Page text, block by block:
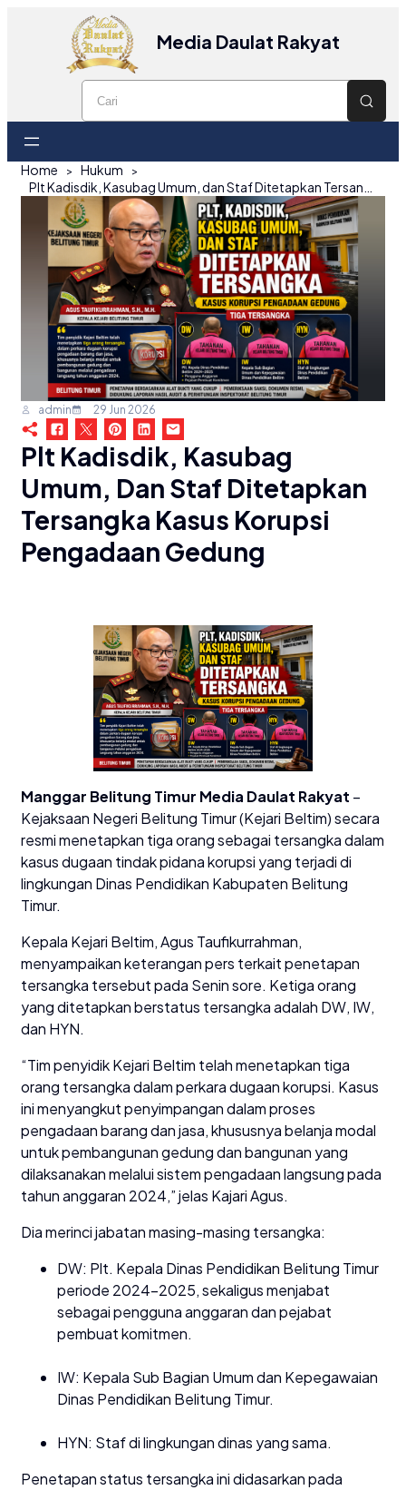
Media Daulat Rakyat
Home
Hukum
admin 29 Jun 2026
Plt Kadisdik, Kasubag
Umum, Dan Staf Ditetapkan
Tersangka Kasus Korupsi
Pengadaan Gedung
Manggar Belitung Timur Media Daulat Rakyat –
Kejaksaan Negeri Belitung Timur (Kejari Beltim) secara
resmi menetapkan tiga orang sebagai tersangka dalam
kasus dugaan tindak pidana korupsi yang terjadi di
lingkungan Dinas Pendidikan Kabupaten Belitung
Timur.
Kepala Kejari Beltim, Agus Taufikurrahman,
menyampaikan keterangan pers terkait penetapan
tersangka tersebut pada Senin sore. Ketiga orang
yang ditetapkan berstatus tersangka adalah DW, IW,
dan HYN.
“Tim penyidik Kejari Beltim telah menetapkan tiga
orang tersangka dalam perkara dugaan korupsi. Kasus
ini menyangkut penyimpangan dalam proses
pengadaan barang dan jasa, khususnya belanja modal
untuk pembangunan gedung dan bangunan yang
dilaksanakan melalui sistem pengadaan langsung pada
tahun anggaran 2024,” jelas Kajari Agus.
Dia merinci jabatan masing-masing tersangka:
DW: Plt. Kepala Dinas Pendidikan Belitung Timur
periode 2024–2025, sekaligus menjabat
sebagai pengguna anggaran dan pejabat
pembuat komitmen.
IW: Kepala Sub Bagian Umum dan Kepegawaian
Dinas Pendidikan Belitung Timur.
HYN: Staf di lingkungan dinas yang sama.
Penetapan status tersangka ini didasarkan pada